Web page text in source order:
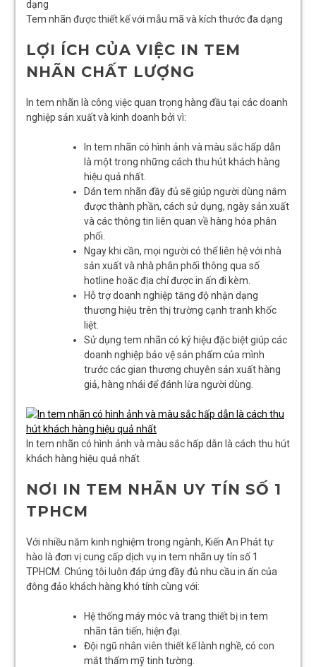
Tem nhãn được thiết kế với mẫu mã và kích thước đa dạng
LỢI ÍCH CỦA VIỆC IN TEM
NHÃN CHẤT LƯỢNG
In tem nhãn là công việc quan trọng hàng đầu tại các doanh
nghiệp sản xuất và kinh doanh bởi vì:
In tem nhãn có hình ảnh và màu sắc hấp dẫn
là một trong những cách thu hút khách hàng
hiệu quả nhất.
Dán tem nhãn đầy đủ sẽ giúp người dùng nắm
được thành phần, cách sử dụng, ngày sản xuất
và các thông tin liên quan về hàng hóa phân
phối.
Ngay khi cần, mọi người có thể liên hệ với nhà
sản xuất và nhà phân phối thông qua số
hotline hoặc địa chỉ được in ấn đi kèm.
Hỗ trợ doanh nghiệp tăng độ nhận dạng
thương hiệu trên thị trường cạnh tranh khốc
liệt.
Sử dụng tem nhãn có ký hiệu đặc biệt giúp các
doanh nghiệp bảo vệ sản phẩm của mình
trước các gian thương chuyên sản xuất hàng
giả, hàng nhái để đánh lừa người dùng.
In tem nhãn có hình ảnh và màu sắc hấp dẫn là cách thu hút
khách hàng hiệu quả nhất
NƠI IN TEM NHÃN UY TÍN SỐ 1
TPHCM
Với nhiều năm kinh nghiệm trong ngành, Kiến An Phát tự
hào là đơn vị cung cấp dịch vụ in tem nhãn uy tín số 1
TPHCM. Chúng tôi luôn đáp ứng đầy đủ nhu cầu in ấn của
đông đảo khách hàng khó tính cùng với:
Hệ thống máy móc và trang thiết bị in tem
nhãn tân tiến, hiện đại.
Đội ngũ nhân viên thiết kế lành nghề, có con
mắt thẩm mỹ tinh tường.